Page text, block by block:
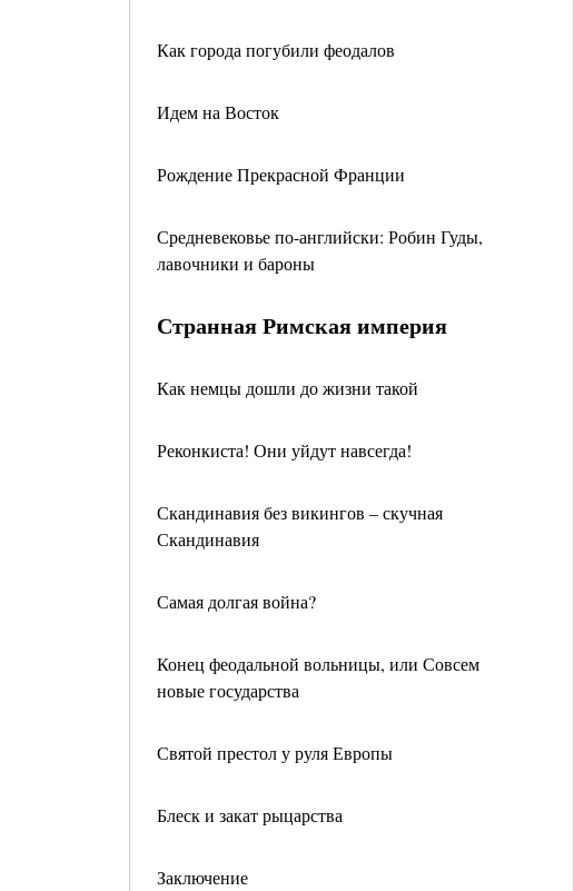
Как города погубили феодалов
Идем на Восток
Рождение Прекрасной Франции
Средневековье по-английски: Робин Гуды,
лавочники и бароны
Странная Римская империя
Как немцы дошли до жизни такой
Реконкиста! Они уйдут навсегда!
Скандинавия без викингов – скучная
Скандинавия
Самая долгая война?
Конец феодальной вольницы, или Совсем
новые государства
Святой престол у руля Европы
Блеск и закат рыцарства
Заключение